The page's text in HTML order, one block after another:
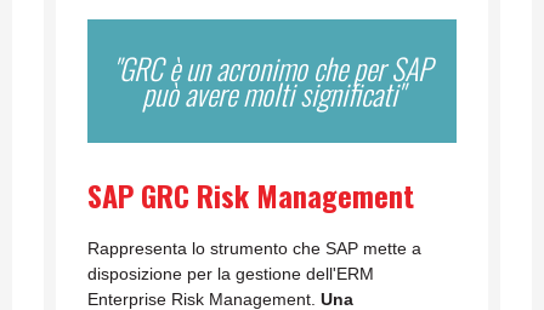
"GRC è un acronimo che per SAP
può avere molti significati"
SAP GRC Risk Management
Rappresenta lo strumento che SAP mette a
disposizione per la gestione dell'ERM
Enterprise Risk Management. Una